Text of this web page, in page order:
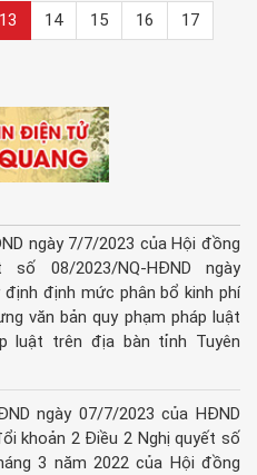
13 14 15 16
17
ngày 7/7/2023 của Hội đồng
08/2023/NQ-HĐND ngày
định mức phân bổ kinh phí
văn bản quy phạm pháp luật
luật trên địa bàn tỉnh Tuyên
ngày 07/7/2023 của HĐND
khoản 2 Điều 2 Nghị quyết số
3 năm 2022 của Hội đồng